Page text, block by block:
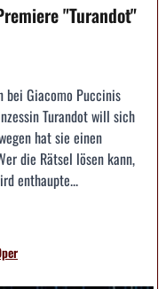
"Turandot"
bei Giacomo Puccinis
Turandot will sich
hat sie einen
die Rätsel lösen kann,
enthaupte...